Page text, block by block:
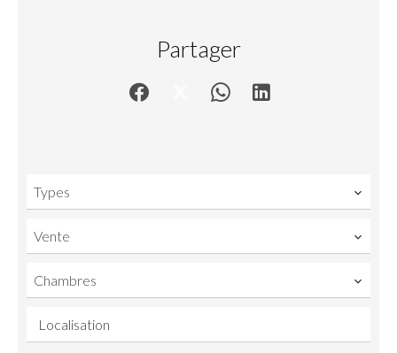
Partager
Types
Vente
Chambres
Localisation